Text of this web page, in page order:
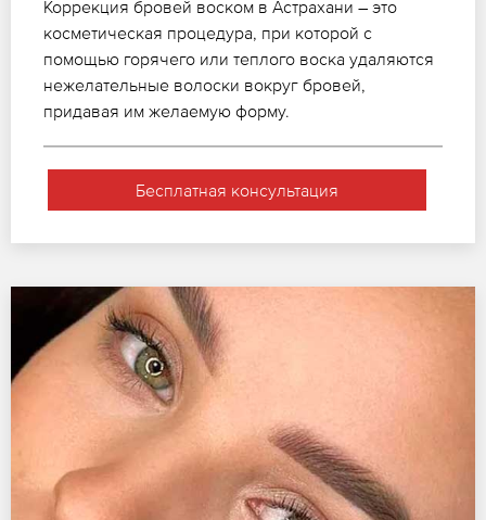
Коррекция бровей воском в Астрахани – это
косметическая процедура, при которой с
помощью горячего или теплого воска удаляются
нежелательные волоски вокруг бровей,
придавая им желаемую форму.
Бесплатная консультация